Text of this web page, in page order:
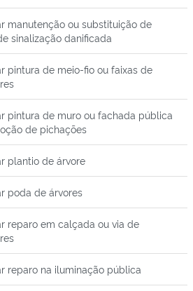
manutenção ou substituição de
sinalização danificada
pintura de meio-fio ou faixas de
pintura de muro ou fachada pública
de pichações
plantio de árvore
poda de árvores
reparo em calçada ou via de
reparo na iluminação pública